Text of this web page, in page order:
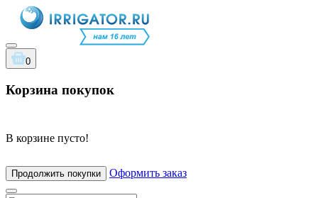
0
Корзина покупок
В корзине пусто!
Продолжить покупки Оформить заказ